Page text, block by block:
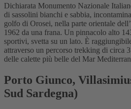
Dichiarata Monumento Nazionale
di sassolini bianchi e sabbia,
golfo di Orosei, nella parte orientale
1962 da una frana. Un pinnacolo alto
sportivi, svetta su un lato. È
attraverso un percorso trekking di circa
delle calette più belle del Mar
Porto Giunco,
Sud Sardegna)